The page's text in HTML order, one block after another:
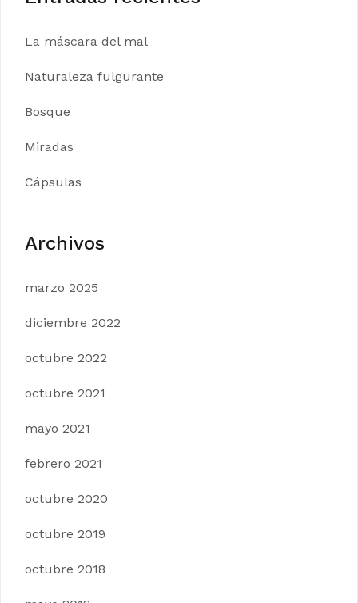
La máscara del mal
Naturaleza fulgurante
Bosque
Miradas
Cápsulas
Archivos
marzo 2025
diciembre 2022
octubre 2022
octubre 2021
mayo 2021
febrero 2021
octubre 2020
octubre 2019
octubre 2018